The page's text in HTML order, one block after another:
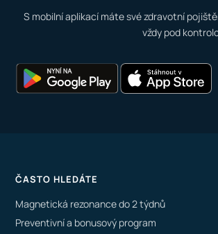
S mobilní aplikací máte své zdravotní
vždy pod
ČASTO HLEDÁTE
Magnetická rezonance do 2 týdnů
Preventivní a bonusový program